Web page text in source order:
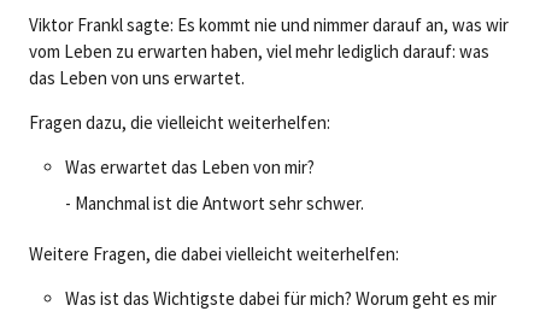
Viktor Frankl sagte: Es kommt nie und nimmer darauf an, was wir
vom Leben zu erwarten haben, viel mehr lediglich darauf: was
das Leben von uns erwartet.
Fragen dazu, die vielleicht weiterhelfen:
Was erwartet das Leben von mir?
- Manchmal ist die Antwort sehr schwer.
Weitere Fragen, die dabei vielleicht weiterhelfen:
Was ist das Wichtigste dabei für mich? Worum geht es mir